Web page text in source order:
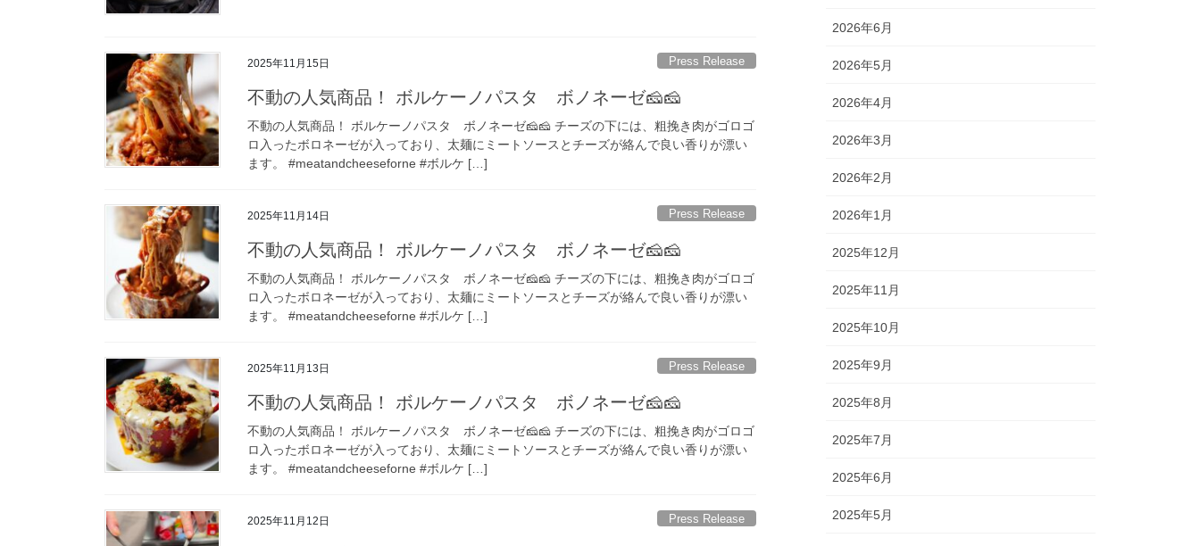
2025年11月15日 Press Release
不動の人気商品！ ボルケーノパスタ ボノネーゼ🧀🧀
不動の人気商品！ ボルケーノパスタ ボノネーゼ🧀🧀 チーズの下には、粗挽き肉がゴロゴ
ロ入ったボロネーゼが入っており、太麺にミートソースとチーズが絡んで良い香りが漂い
ます。 #meatandcheeseforne #ボルケ […]
2025年11月14日 Press Release
不動の人気商品！ ボルケーノパスタ ボノネーゼ🧀🧀
不動の人気商品！ ボルケーノパスタ ボノネーゼ🧀🧀 チーズの下には、粗挽き肉がゴロゴ
ロ入ったボロネーゼが入っており、太麺にミートソースとチーズが絡んで良い香りが漂い
ます。 #meatandcheeseforne #ボルケ […]
2025年11月13日 Press Release
不動の人気商品！ ボルケーノパスタ ボノネーゼ🧀🧀
不動の人気商品！ ボルケーノパスタ ボノネーゼ🧀🧀 チーズの下には、粗挽き肉がゴロゴ
ロ入ったボロネーゼが入っており、太麺にミートソースとチーズが絡んで良い香りが漂い
ます。 #meatandcheeseforne #ボルケ […]
2025年11月12日 Press Release
2026年6月
2026年5月
2026年4月
2026年3月
2026年2月
2026年1月
2025年12月
2025年11月
2025年10月
2025年9月
2025年8月
2025年7月
2025年6月
2025年5月